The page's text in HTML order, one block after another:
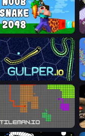
Noob Snake 2048
Gulper.io
TileMan.io